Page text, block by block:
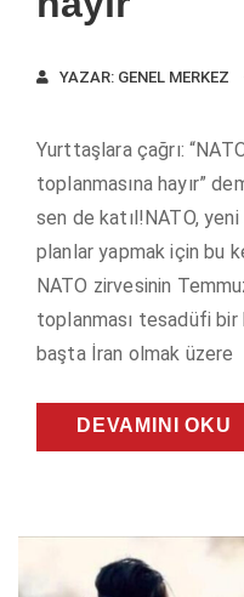
YAZAR: GENEL MERKEZ
Yurttaşlara çağrı:
toplanmasına hayır”
sen de katıl!NATO,
planlar yapmak için bu
NATO zirvesinin
toplanması tesadüfi bir
başta İran olmak üzere
DEVAMINI OKU